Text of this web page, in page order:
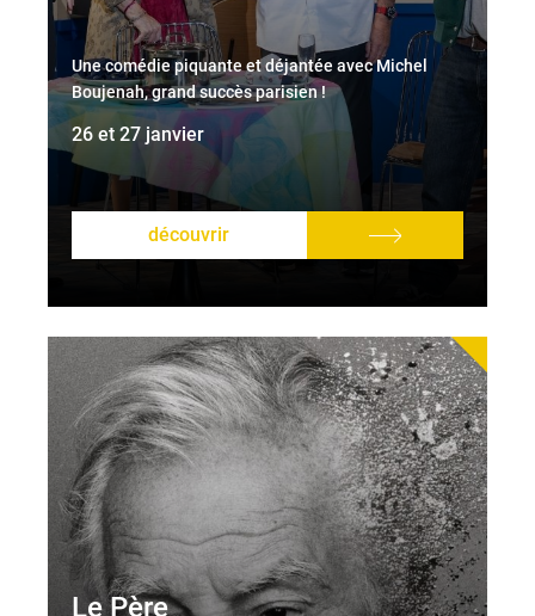
Une comédie piquante et déjantée avec Michel
Boujenah, grand succès parisien !
26 et 27 janvier
découvrir
Le Père